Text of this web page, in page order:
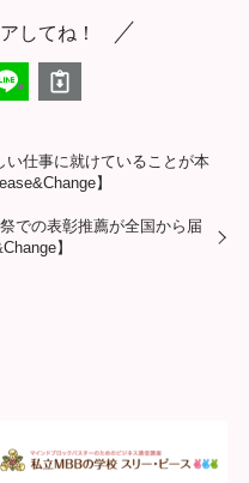
してね！
い仕事に就けていることが本
】
での表彰推薦が全国から届
】